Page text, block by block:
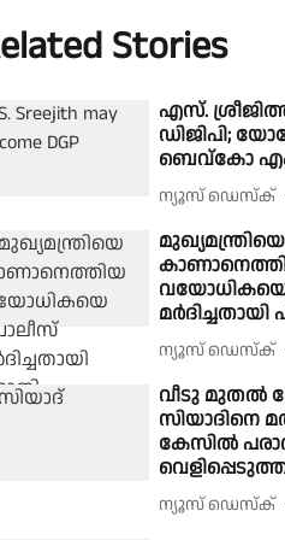
Stories
എസ്.
ഡിജിപി;
ബെവ്കോ
ന്യൂസ് ഡെസ്ക്
മുഖ്യമന്ത്രിയെ
വയോധികയെ
മര്‍ദിച്ചതായി
ന്യൂസ് ഡെസ്ക്
വീടു മുതല്‍
സിയാദിനെ
കേസില്‍
ന്യൂസ് ഡെസ്ക്